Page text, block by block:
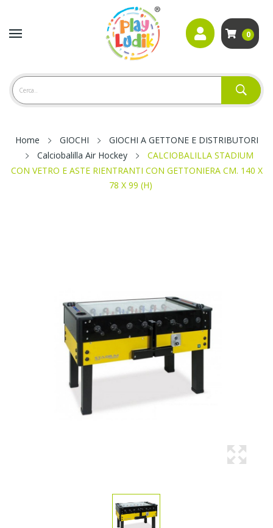
0
Home GIOCHI
GIOCHI A GETTONE E DISTRIBUTORI
Calciobalilla Air Hockey
CALCIOBALILLA STADIUM
CON VETRO E ASTE RIENTRANTI CON GETTONIERA CM. 140 X
78 X 99 (H)